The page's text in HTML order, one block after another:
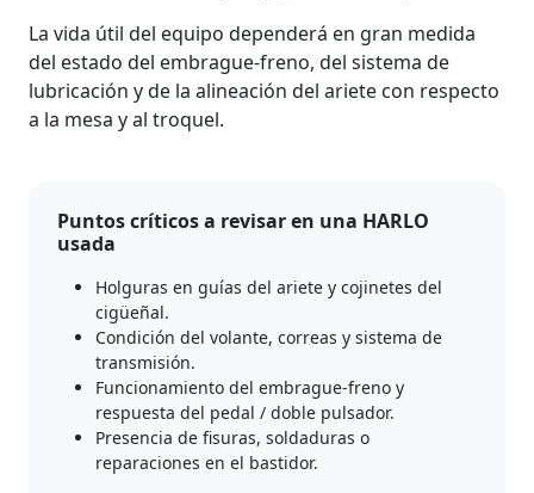
La vida útil del equipo dependerá en gran medida
del estado del embrague-freno, del sistema de
lubricación y de la alineación del ariete con respecto
a la mesa y al troquel.
Puntos críticos a revisar en una HARLO
usada
Holguras en guías del ariete y cojinetes del
cigüeñal.
Condición del volante, correas y sistema de
transmisión.
Funcionamiento del embrague-freno y
respuesta del pedal / doble pulsador.
Presencia de fisuras, soldaduras o
reparaciones en el bastidor.